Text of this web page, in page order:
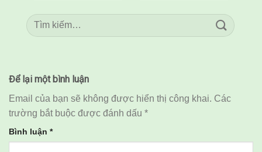
Để lại một bình luận
Email của bạn sẽ không được hiển thị công khai. Các
trường bắt buộc được đánh dấu *
Bình luận *